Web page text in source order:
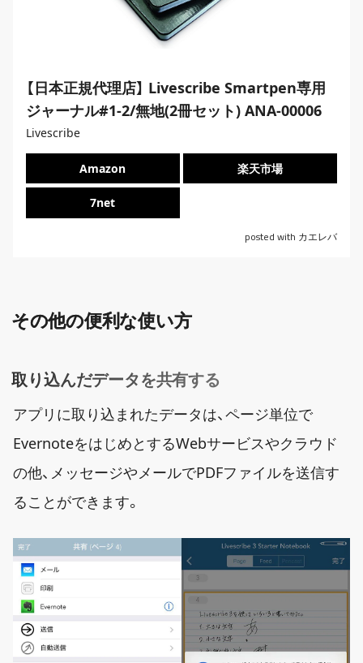
【日本正規代理店】 Livescribe Smartpen専用
ジャーナル#1-2/無地(2冊セット) ANA-00006
posted with カエレバ
Livescribe
Amazon 楽天市場
7net
その他の便利な使い方
取り込んだデータを共有する
アプリに取り込まれたデータは、ページ単位で
EvernoteをはじめとするWebサービスやクラウド
の他、メッセージやメールでPDFファイルを送信す
ることができます。